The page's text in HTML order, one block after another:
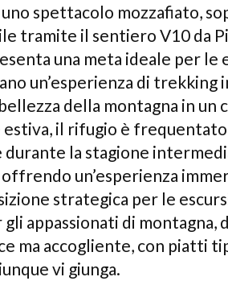
uno spettacolo mozzafiato,
tramite il sentiero V10 da
una meta ideale per le
un’esperienza di trekking
della montagna in
il rifugio è
la stagione
un’esperienza
strategica per le
appassionati di montagna,
ma accogliente, con piatti
vi giunga.